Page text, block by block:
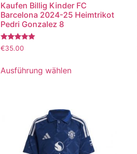
Kaufen Billig Kinder FC
Barcelona 2024-25 Heimtrikot
Pedri Gonzalez 8
Bewertet
mit
von 5
€35.00
Ausführung wählen